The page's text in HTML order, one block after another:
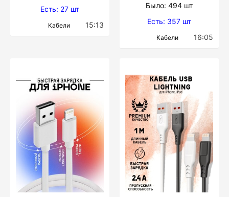
Есть: 27 шт
Кабели 15:13
Было: 494 шт
Есть: 357 шт
Кабели 16:05